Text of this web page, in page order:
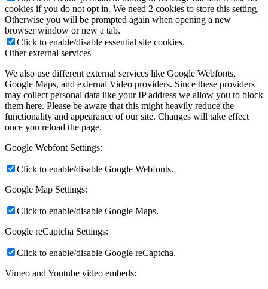
cookies if you do not opt in. We need 2 cookies to store this setting.
Otherwise you will be prompted again when opening a new
browser window or new a tab.
Click to enable/disable essential site cookies.
Other external services
We also use different external services like Google Webfonts,
Google Maps, and external Video providers. Since these providers
may collect personal data like your IP address we allow you to block
them here. Please be aware that this might heavily reduce the
functionality and appearance of our site. Changes will take effect
once you reload the page.
Google Webfont Settings:
Click to enable/disable Google Webfonts.
Google Map Settings:
Click to enable/disable Google Maps.
Google reCaptcha Settings:
Click to enable/disable Google reCaptcha.
Vimeo and Youtube video embeds: